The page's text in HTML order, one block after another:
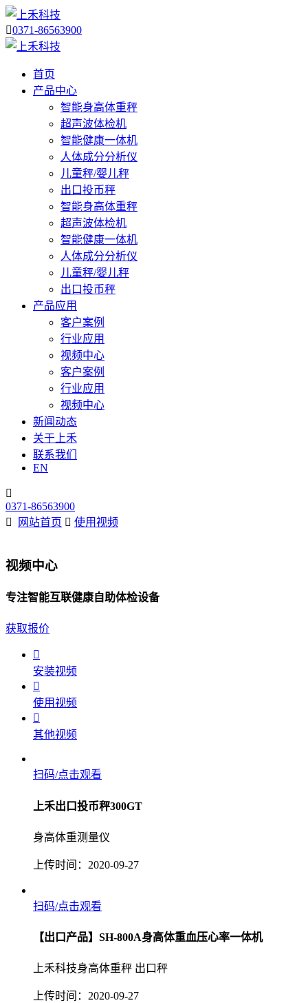
0371-86563900
首页
产品中心
智能身高体重秤
超声波体检机
智能健康一体机
人体成分分析仪
儿童秤/婴儿秤
出口投币秤
智能身高体重秤
超声波体检机
智能健康一体机
人体成分分析仪
儿童秤/婴儿秤
出口投币秤
产品应用
客户案例
行业应用
视频中心
客户案例
行业应用
视频中心
新闻动态
关于上禾
联系我们
EN

0371-86563900

网站首页  使用视频
视频中心
专注智能互联健康自助体检设备
获取报价

安装视频

使用视频

其他视频
扫码/点击观看
上禾出口投币秤300GT
身高体重测量仪
上传时间：2020-09-27
扫码/点击观看
【出口产品】SH-800A身高体重血压心率一体机
上禾科技身高体重秤 出口秤
上传时间：2020-09-27